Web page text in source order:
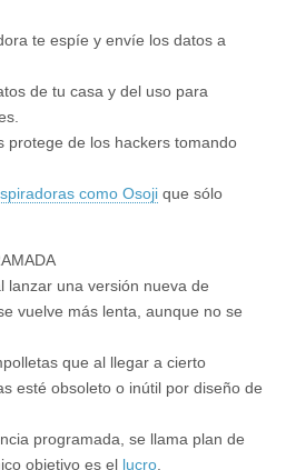
te espíe y envíe los datos a
de tu casa y del uso para
protege de los hackers tomando
como Osoji que sólo
lanzar una versión nueva de
vuelve más lenta, aunque no se
que al llegar a cierto
esté obsoleto o inútil por diseño de
programada, se llama plan de
objetivo es el lucro